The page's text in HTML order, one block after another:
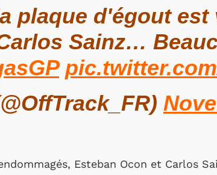
plaque d'égout est
Sainz…
Esteban Ocon et Carlos